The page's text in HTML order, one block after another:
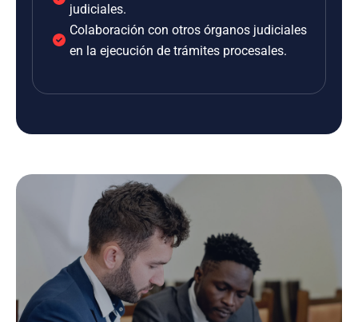
judiciales.
Colaboración con otros órganos judiciales
en la ejecución de trámites procesales.